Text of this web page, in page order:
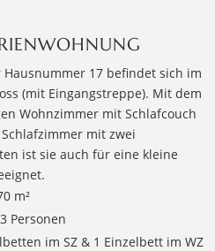
17 befindet sich im
(mit Eingangstreppe). Mit dem
Wohnzimmer mit Schlafcouch
mit zwei
ist sie auch für eine kleine
m²
Personen
im SZ & 1 Einzelbett im WZ